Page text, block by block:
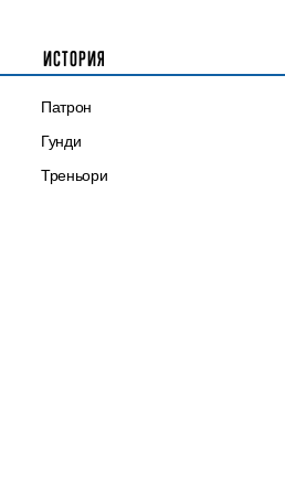
ИСТОРИЯ
Патрон
Гунди
Треньори